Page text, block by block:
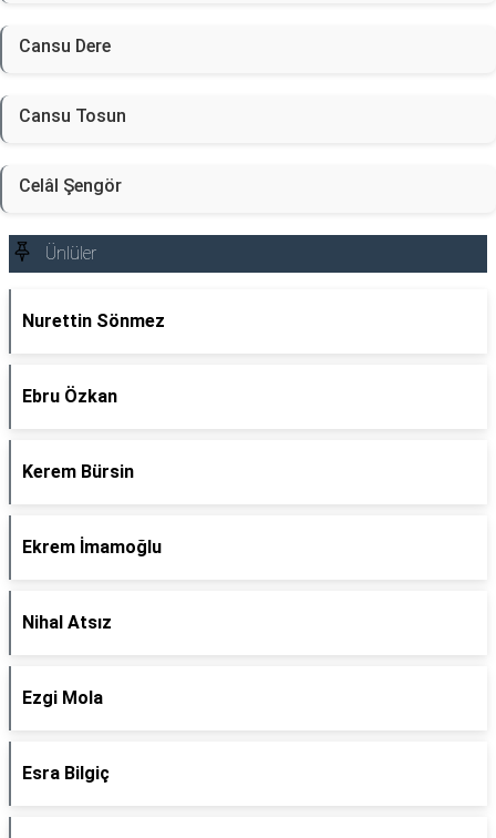
Cansu Dere
Cansu Tosun
Celâl Şengör
Ünlüler
Nurettin Sönmez
Ebru Özkan
Kerem Bürsin
Ekrem İmamoğlu
Nihal Atsız
Ezgi Mola
Esra Bilgiç